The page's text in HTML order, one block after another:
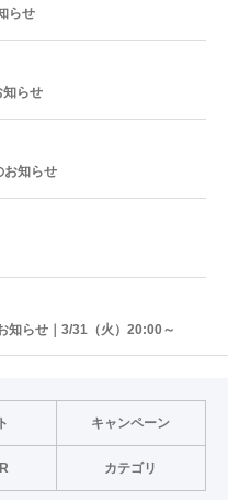
らせ
らせ
お知らせ
知らせ｜3/31（火）20:00～
キャンペーン
カテゴリ